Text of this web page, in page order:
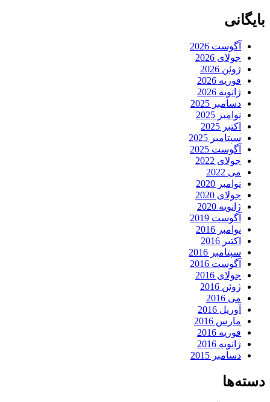
بایگانی
آگوست 2026
جولای 2026
ژوئن 2026
فوریه 2026
ژانویه 2026
دسامبر 2025
نوامبر 2025
اکتبر 2025
سپتامبر 2025
آگوست 2025
جولای 2022
می 2022
نوامبر 2020
جولای 2020
ژانویه 2020
آگوست 2019
نوامبر 2016
اکتبر 2016
سپتامبر 2016
آگوست 2016
جولای 2016
ژوئن 2016
می 2016
آوریل 2016
مارس 2016
فوریه 2016
ژانویه 2016
دسامبر 2015
دسته‌ها